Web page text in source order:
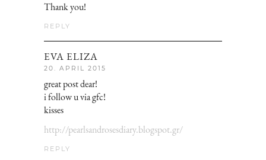
Thank you!
REPLY
EVA ELIZA
20. APRIL 2015
great post dear!
i follow u via gfc!
kisses
http://pearlsandrosesdiary.blogspot.gr/
REPLY